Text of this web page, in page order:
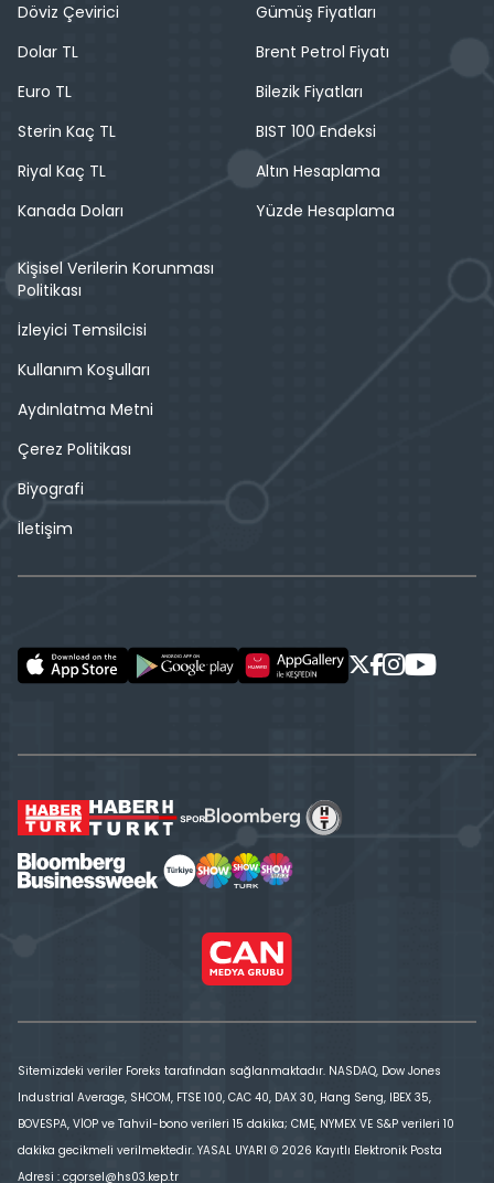
Döviz Çevirici
Dolar TL
Euro TL
Sterin Kaç TL
Riyal Kaç TL
Kanada Doları
Gümüş Fiyatları
Brent Petrol Fiyatı
Bilezik Fiyatları
BIST 100 Endeksi
Altın Hesaplama
Yüzde Hesaplama
Kişisel Verilerin Korunması
Politikası
İzleyici Temsilcisi
Kullanım Koşulları
Aydınlatma Metni
Çerez Politikası
Biyografi
İletişim
Sitemizdeki veriler Foreks tarafından sağlanmaktadır. NASDAQ, Dow Jones
Industrial Average, SHCOM, FTSE 100, CAC 40, DAX 30, Hang Seng, IBEX 35,
BOVESPA, VİOP ve Tahvil-bono verileri 15 dakika; CME, NYMEX VE S&P verileri 10
dakika gecikmeli verilmektedir. YASAL UYARI © 2026 Kayıtlı Elektronik Posta
Adresi : cgorsel@hs03.kep.tr